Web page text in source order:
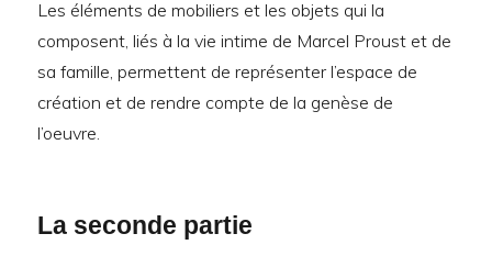
Les éléments de mobiliers et les objets qui la
composent, liés à la vie intime de Marcel Proust et de
sa famille, permettent de représenter l’espace de
création et de rendre compte de la genèse de
l’oeuvre.
La seconde partie